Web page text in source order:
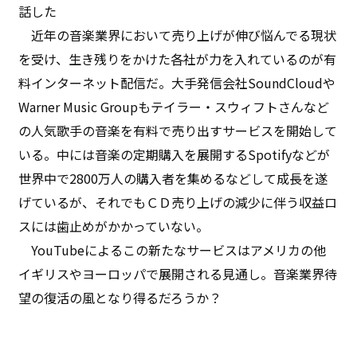
話した
近年の音楽業界において売り上げが伸び悩んでる現状
を受け、生き残りをかけた各社が力を入れているのが有
料インターネット配信だ。大手発信会社SoundCloudや
Warner Music Groupもテイラー・スウィフトさんなど
の人気歌手の音楽を有料で売り出すサービスを開始して
いる。中には音楽の定期購入を展開するSpotifyなどが
世界中で2800万人の購入者を集めるなどして成長を遂
げているが、それでもＣＤ売り上げの減少に伴う収益ロ
スには歯止めがかかっていない。
YouTubeによるこの新たなサービスはアメリカの他
イギリスやヨーロッパで展開される見通し。音楽業界待
望の復活の風となり得るだろうか？